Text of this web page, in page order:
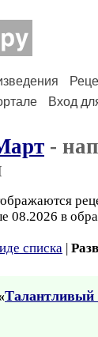
Вход
-
08.2026 в
списка |
Талантливый